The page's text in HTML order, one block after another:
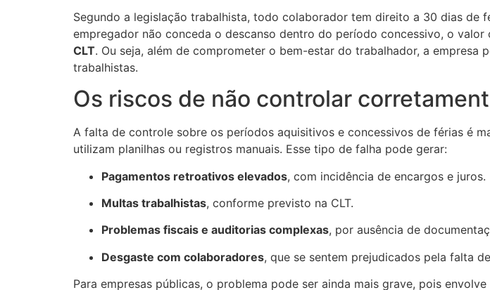
Segundo a legislação trabalhista, todo colaborador tem direito a 30 dias de
empregador não conceda o descanso dentro do período concessivo, o
CLT. Ou seja, além de comprometer o bem-estar do trabalhador, a
trabalhistas.
Os riscos de não controlar
A falta de controle sobre os períodos aquisitivos e concessivos de férias é
utilizam planilhas ou registros manuais. Esse tipo de falha pode gerar:
Pagamentos retroativos elevados, com incidência de encargos e juros.
Multas trabalhistas, conforme previsto na CLT.
Problemas fiscais e auditorias complexas, por ausência de
Desgaste com colaboradores, que se sentem prejudicados pela falta
Para empresas públicas, o problema pode ser ainda mais grave, pois